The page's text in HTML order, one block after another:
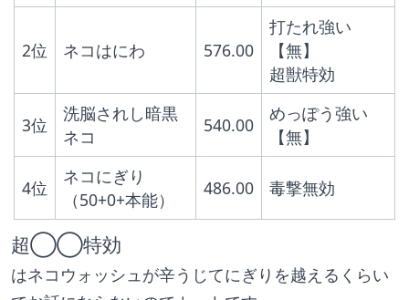
2位 ネコはにわ 576.00
打たれ強い
【無】
超獣特効
3位
洗脳されし暗黒
ネコ
540.00
めっぽう強い
【無】
4位
ネコにぎり
（50+0+本能）
486.00 毒撃無効
超◯◯特効
はネコウォッシュが辛うじてにぎりを越えるくらい